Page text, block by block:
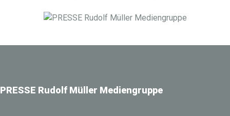
PRESSE Rudolf Müller Mediengruppe